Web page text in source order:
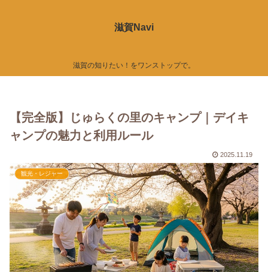
滋賀Navi
滋賀の知りたい！をワンストップで。
【完全版】じゅらくの里のキャンプ｜デイキ
ャンプの魅力と利用ルール
2025.11.19
観光・レジャー